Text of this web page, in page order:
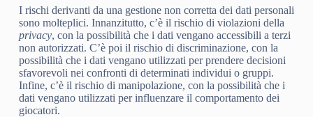
I rischi derivanti da una gestione non corretta dei dati personali
sono molteplici. Innanzitutto, c’è il rischio di violazioni della
privacy, con la possibilità che i dati vengano accessibili a terzi
non autorizzati. C’è poi il rischio di discriminazione, con la
possibilità che i dati vengano utilizzati per prendere decisioni
sfavorevoli nei confronti di determinati individui o gruppi.
Infine, c’è il rischio di manipolazione, con la possibilità che i
dati vengano utilizzati per influenzare il comportamento dei
giocatori.